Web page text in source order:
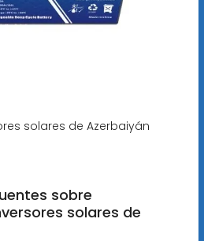
solares de Azerbaiyán
sobre
solares de